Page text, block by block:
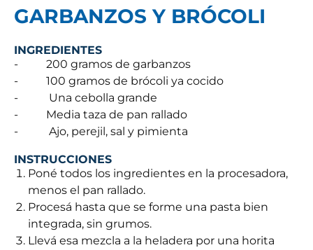
GARBANZOS Y BRÓCOLI
INGREDIENTES
-
200 gramos de garbanzos
-
100 gramos de brócoli ya cocido
-
Una cebolla grande
-
Media taza de pan rallado
-
Ajo, perejil, sal y pimienta
INSTRUCCIONES
Poné todos los ingredientes en la procesadora,
menos el pan rallado.
Procesá hasta que se forme una pasta bien
integrada, sin grumos.
Llevá esa mezcla a la heladera por una horita